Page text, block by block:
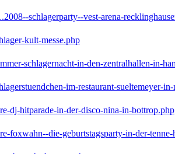
schlagerparty--vest-arena-
kult-messe.php
schlagernacht-in-den-zentralhallen-in-
im-restaurant-sueltemeyer-
dj-hitparade-in-der-disco-nina-in-bottrop.php
foxwahn--die-geburtstagsparty-in-der-tenne-